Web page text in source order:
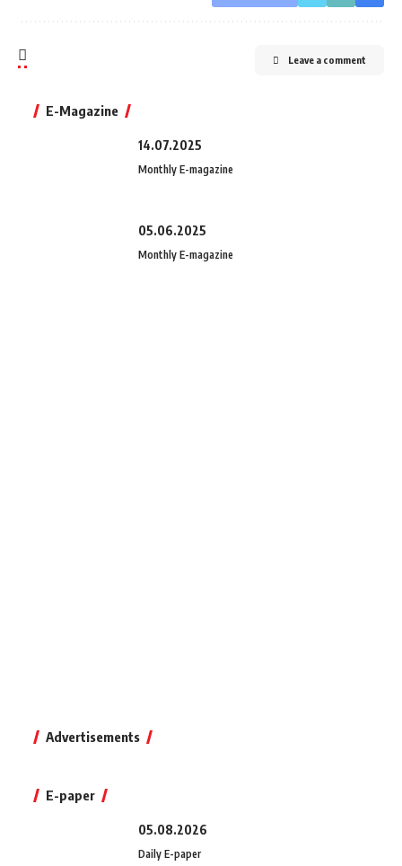
Leave a comment
E-Magazine
14.07.2025
Monthly E-magazine
05.06.2025
Monthly E-magazine
Advertisements
E-paper
05.08.2026
Daily E-paper